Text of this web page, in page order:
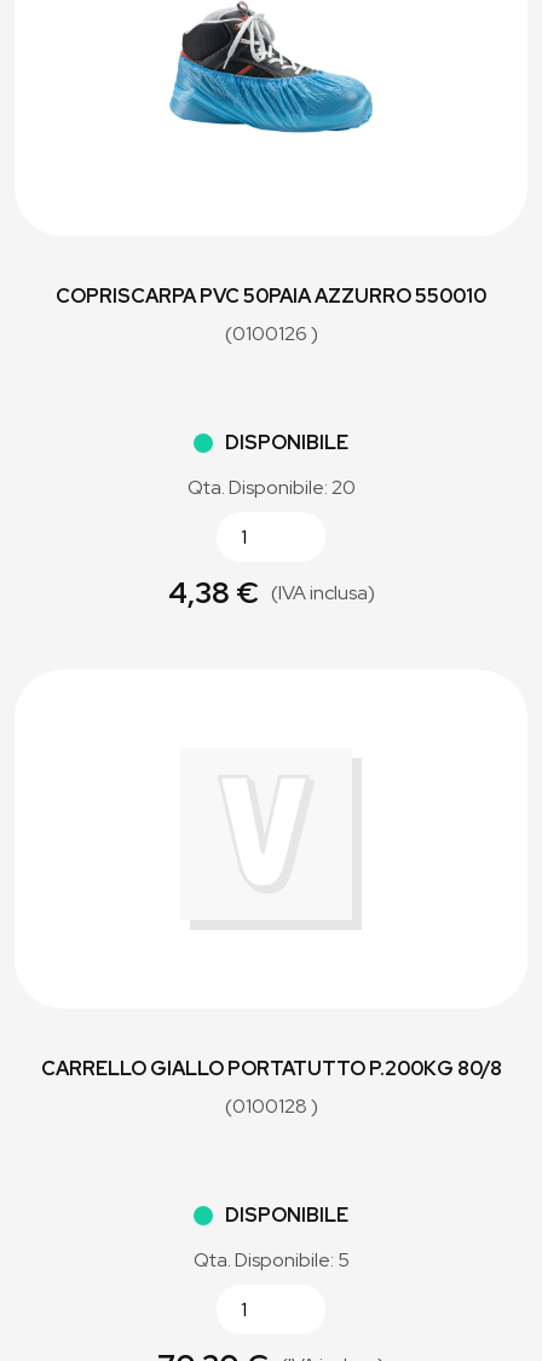
COPRISCARPA PVC 50PAIA AZZURRO 550010
(0100126 )
DISPONIBILE
Qta. Disponibile: 20
4,38 € (IVA inclusa)
CARRELLO GIALLO PORTATUTTO P.200KG 80/8
(0100128 )
DISPONIBILE
Qta. Disponibile: 5